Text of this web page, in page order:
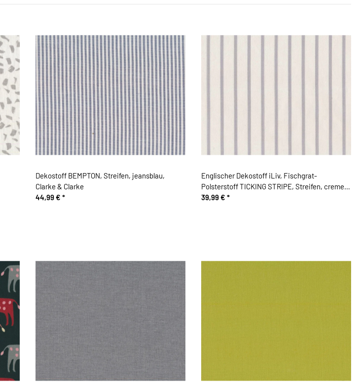
Dekostoff BEMPTON, Streifen, jeansblau,
Clarke & Clarke
44,99 € *
Englischer Dekostoff iLiv, Fischgrat-
Polsterstoff TICKING STRIPE, Streifen, creme-
hellgrau
39,99 € *